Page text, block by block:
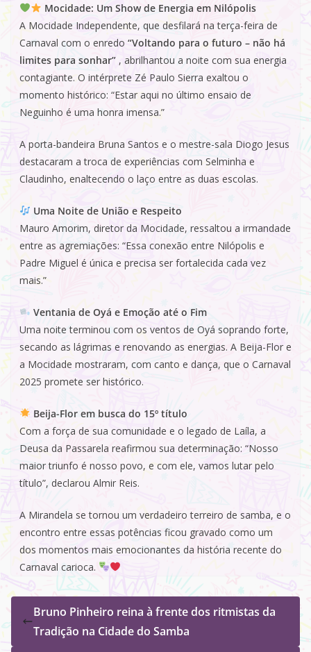
Mocidade: Um Show de Energia em Nilópolis
A Mocidade Independente, que desfilará na terça-feira de
Carnaval com o enredo “Voltando para o futuro – não há
limites para sonhar” , abrilhantou a noite com sua energia
contagiante. O intérprete Zé Paulo Sierra exaltou o
momento histórico: “Estar aqui no último ensaio de
Neguinho é uma honra imensa.”
A porta-bandeira Bruna Santos e o mestre-sala Diogo Jesus
destacaram a troca de experiências com Selminha e
Claudinho, enaltecendo o laço entre as duas escolas.
Uma Noite de União e Respeito
Mauro Amorim, diretor da Mocidade, ressaltou a irmandade
entre as agremiações: “Essa conexão entre Nilópolis e
Padre Miguel é única e precisa ser fortalecida cada vez
mais.”
Ventania de Oyá e Emoção até o Fim
Uma noite terminou com os ventos de Oyá soprando forte,
secando as lágrimas e renovando as energias. A Beija-Flor e
a Mocidade mostraram, com canto e dança, que o Carnaval
2025 promete ser histórico.
Beija-Flor em busca do 15º título
Com a força de sua comunidade e o legado de Laíla, a
Deusa da Passarela reafirmou sua determinação: “Nosso
maior triunfo é nosso povo, e com ele, vamos lutar pelo
título”, declarou Almir Reis.
A Mirandela se tornou um verdadeiro terreiro de samba, e o
encontro entre essas potências ficou gravado como um
dos momentos mais emocionantes da história recente do
Carnaval carioca.
Bruno Pinheiro reina à frente dos ritmistas da
Tradição na Cidade do Samba